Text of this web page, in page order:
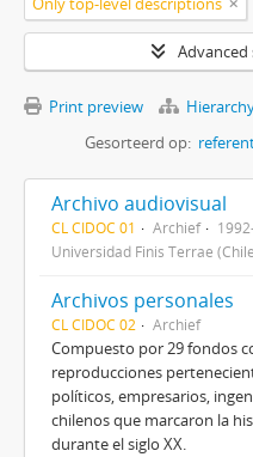
Print preview
Gesorteerd op:
Archivo audiovisual
CL CIDOC 01 Archief
Universidad Finis Terrae
Archivos personales
CL CIDOC 02 Archief
Compuesto por 29 fondos
reproducciones
políticos, empresarios,
chilenos que marcaron la
durante el siglo XX.